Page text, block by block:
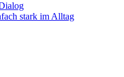
stark im Alltag